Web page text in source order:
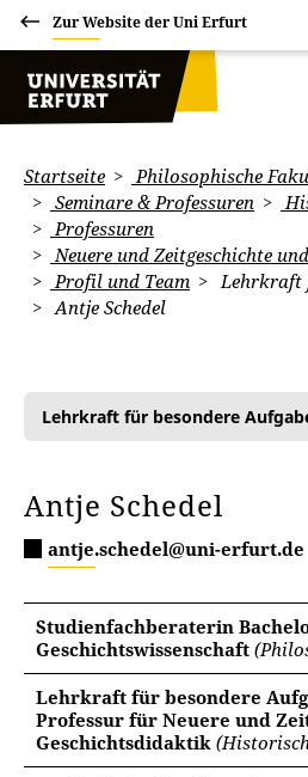
Zur Website der Uni Erfurt
Startseite
Philosophische
Seminare & Professuren
Professuren
Neuere und Zeitgeschichte
Profil und Team
Lehrkraft
Antje Schedel
Lehrkraft für besondere
Antje Schedel
antje.schedel@uni-erfurt.de
Studienfachberaterin
Geschichtswissenschaft
Lehrkraft für besondere
Professur für Neuere und
Geschichtsdidaktik